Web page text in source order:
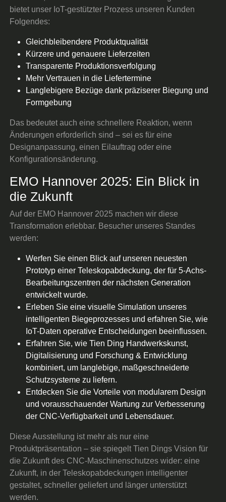
bietet unser IoT-gestützter Prozess unseren Kunden
Folgendes:
Gleichbleibendere Produktqualität
Kürzere und genauere Lieferzeiten
Transparente Produktionsverfolgung
Mehr Vertrauen in die Liefertermine
Langlebigere Bezüge dank präziserer Biegung und
Formgebung
Das bedeutet auch eine schnellere Reaktion, wenn
Änderungen erforderlich sind – sei es für eine
Designanpassung, einen Eilauftrag oder eine
Konfigurationsänderung.
EMO Hannover 2025: Ein Blick in
die Zukunft
Auf der EMO Hannover 2025 machen wir diese
Transformation erlebbar. Besucher unseres Standes
werden:
Werfen Sie einen Blick auf unseren neuesten
Prototyp einer Teleskopabdeckung, der für 5-Achs-
Bearbeitungszentren der nächsten Generation
entwickelt wurde.
Erleben Sie eine visuelle Simulation unseres
intelligenten Biegeprozesses und erfahren Sie, wie
IoT-Daten operative Entscheidungen beeinflussen.
Erfahren Sie, wie Tien Ding Handwerkskunst,
Digitalisierung und Forschung & Entwicklung
kombiniert, um langlebige, maßgeschneiderte
Schutzsysteme zu liefern.
Entdecken Sie die Vorteile von modularem Design
und vorausschauender Wartung zur Verbesserung
der CNC-Verfügbarkeit und Lebensdauer.
Diese Ausstellung ist mehr als nur eine
Produktpräsentation – sie spiegelt Tien Dings Vision für
die Zukunft des CNC-Maschinenschutzes wider: eine
Zukunft, in der Teleskopabdeckungen intelligenter
gestaltet, schneller geliefert und länger unterstützt
werden.